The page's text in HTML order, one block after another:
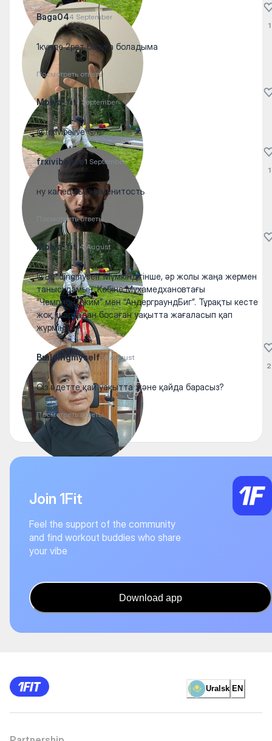
Baga044 September
1күнде 2рет баруға боладыма
Посмотреть ответы
1
Molya_fit1 September
@frxivibelive 😜🤭
frxivibelive1 September
ну капец вы знаменитость
Посмотреть ответы
1
Molya_fit14 August
@Buildingmyself Мүмкіндігінше, әр жолы жаңа жермен
танысудамын. Көбіне Мұхамедхановтағы
“ЧемпионДжим” мен “АндерграундБиг”. Тұрақты кесте
жоқ, шаруадан босаған уақытта жағаласып қап
жүрмін)🙌
Buildingmyself14 August
Сіз әдетте қай уақытта және қайда барасыз?
Посмотреть ответы
2
Join 1Fit
Feel the support of the community
and find workout buddies who share
your vibe
Download app
Uralsk EN